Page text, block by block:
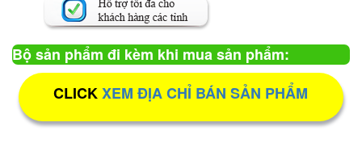
Bộ sản phẩm đi kèm khi mua sản phẩm:
CLICKXEM ĐỊA CHỈ BÁN SẢN PHẨM